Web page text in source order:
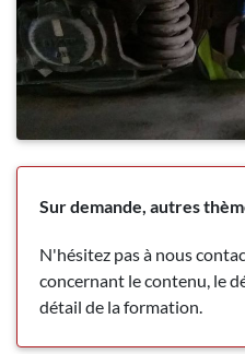
Sur demande, autres
N'hésitez pas à nous
concernant le contenu, le
détail de la formation.